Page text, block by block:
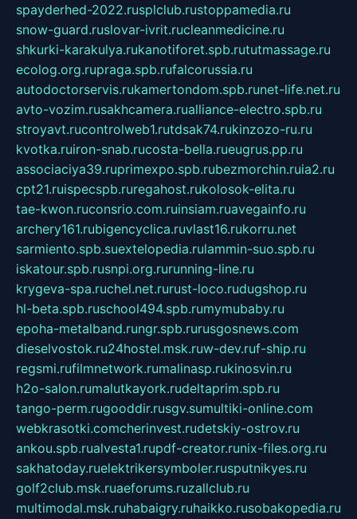
spayderhed-2022.rusplclub.rustoppamedia.ru
snow-guard.ruslovar-ivrit.rucleanmedicine.ru
shkurki-karakulya.rukanotiforet.spb.rututmassage.ru
ecolog.org.rupraga.spb.rufalcorussia.ru
autodoctorservis.rukamertondom.spb.runet-life.net.ru
avto-vozim.rusakhcamera.rualliance-electro.spb.ru
stroyavt.rucontrolweb1.rutdsak74.rukinzozo-ru.ru
kvotka.ruiron-snab.rucosta-bella.rueugrus.pp.ru
associaciya39.ruprimexpo.spb.rubezmorchin.ruia2.ru
cpt21.ruispecspb.ruregahost.rukolosok-elita.ru
tae-kwon.ruconsrio.com.ruinsiam.ruavegainfo.ru
archery161.rubigencyclica.ruvlast16.rukorru.net
sarmiento.spb.suextelopedia.rulammin-suo.spb.ru
iskatour.spb.rusnpi.org.rurunning-line.ru
krygeva-spa.ruchel.net.rurust-loco.rudugshop.ru
hl-beta.spb.ruschool494.spb.rumymubaby.ru
epoha-metalband.rungr.spb.rurusgosnews.com
dieselvostok.ru24hostel.msk.ruw-dev.ruf-ship.ru
regsmi.rufilmnetwork.rumalinasp.rukinosvin.ru
h2o-salon.rumalutkayork.rudeltaprim.spb.ru
tango-perm.rugooddir.rusgv.sumultiki-online.com
webkrasotki.comcherinvest.rudetskiy-ostrov.ru
ankou.spb.rualvesta1.rupdf-creator.runix-files.org.ru
sakhatoday.ruelektrikersymboler.rusputnikyes.ru
golf2club.msk.ruaeforums.ruzallclub.ru
multimodal.msk.ruhabaigry.ruhaikko.rusobakopedia.ru